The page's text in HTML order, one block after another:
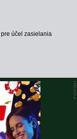
pre účel zasielania